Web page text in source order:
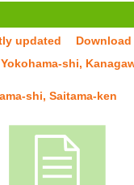
updated
Yokohama-shi,
shi, Saitama-ken